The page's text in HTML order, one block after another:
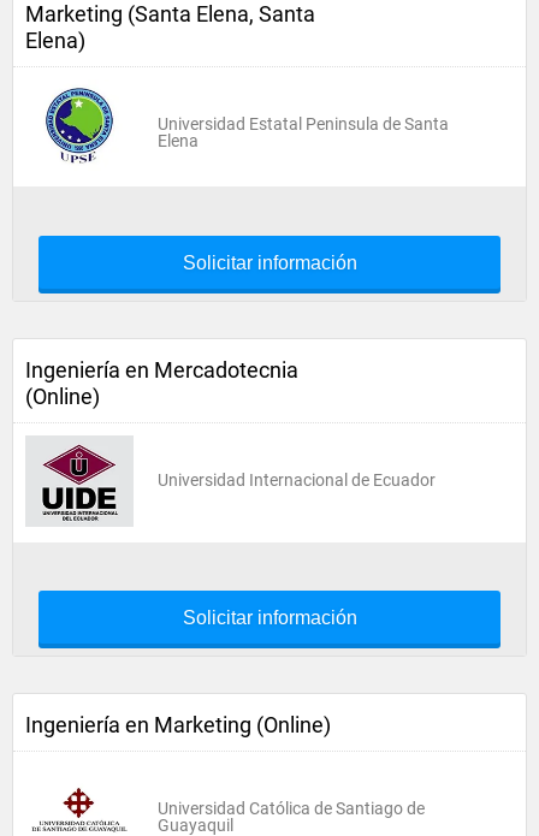
Marketing (Santa Elena, Santa
Elena)
Universidad Estatal Peninsula de Santa
Elena
Solicitar información
Ingeniería en Mercadotecnia
(Online)
Universidad Internacional de Ecuador
Solicitar información
Ingeniería en Marketing (Online)
Universidad Católica de Santiago de
Guayaquil